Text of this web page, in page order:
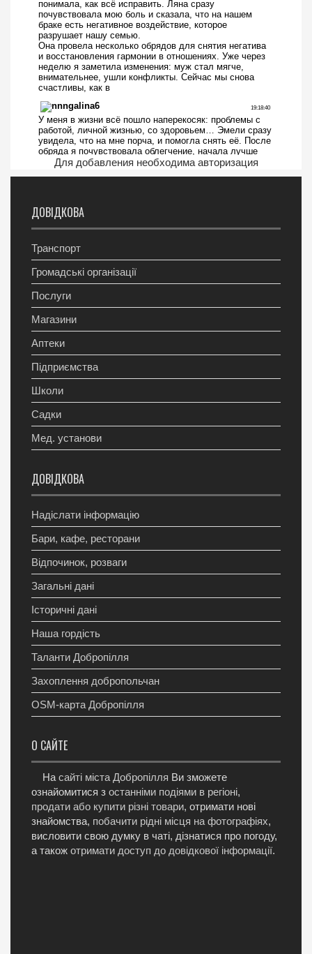
Для добавления необходима авторизация
ДОВІДКОВА
Транспорт
Громадські організації
Послуги
Магазини
Аптеки
Підприємства
Школи
Садки
Мед. установи
ДОВІДКОВА
Надіслати інформацію
Бари, кафе, ресторани
Відпочинок, розваги
Загальні дані
Історичні дані
Наша гордість
Таланти Добропілля
Захоплення добропольчан
OSM-карта Добропілля
О САЙТЕ
На сайті міста Добропілля Ви зможете
ознайомитися з останніми подіями в регіоні,
продати або купити різні товари, отримати нові
знайомства, побачити рідні місця на фотографіях,
висловити свою думку в чаті, дізнатися про погоду,
а також отримати доступ до довідкової інформації.